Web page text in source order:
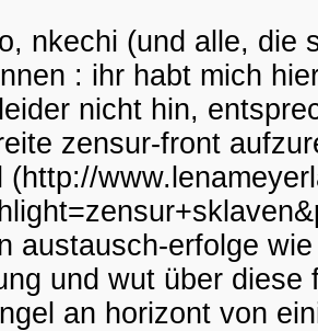
nkechi (und alle, die
: ihr habt mich
nicht hin,
zensur-front
(http://
austausch-erfolge
und wut über
an horizont von